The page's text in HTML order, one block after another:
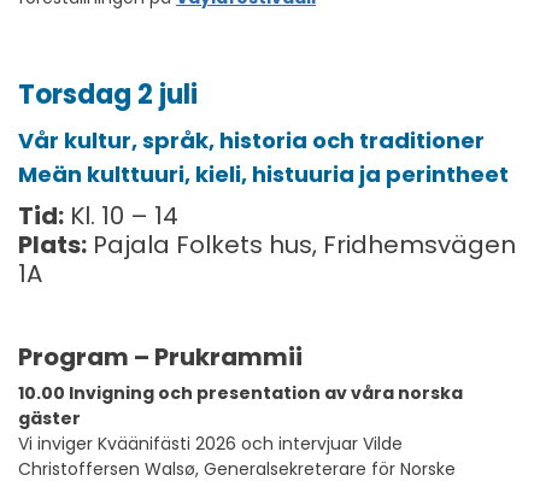
Torsdag 2 juli
Vår kultur, språk, historia och traditioner
Meän kulttuuri, kieli, histuuria ja perintheet
Tid: Kl. 10 – 14
Plats: Pajala Folkets hus, Fridhemsvägen
1A
Program – Prukrammii
10.00 Invigning och presentation av våra norska
gäster
Vi inviger Kväänifästi 2026 och intervjuar Vilde
Christoffersen Walsø, Generalsekreterare för Norske